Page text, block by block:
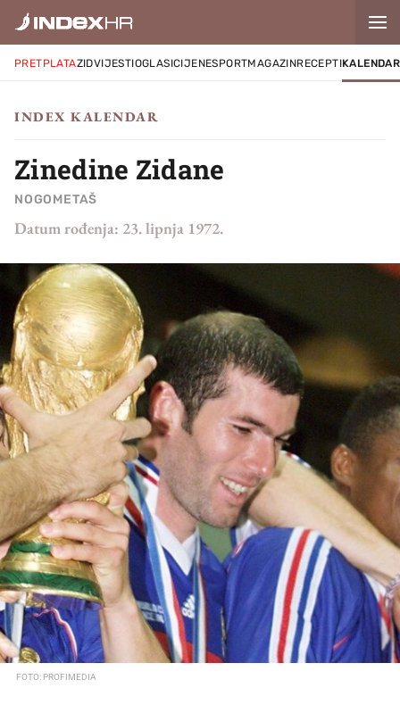
PRETPLATAZIDVIJESTIOGLASICIJENESPORTMAGAZINRECEPTIKALENDAR
INDEX KALENDAR
Zinedine Zidane
NOGOMETAŠ
Datum rođenja: 23. lipnja 1972.
FOTO: PROFIMEDIA